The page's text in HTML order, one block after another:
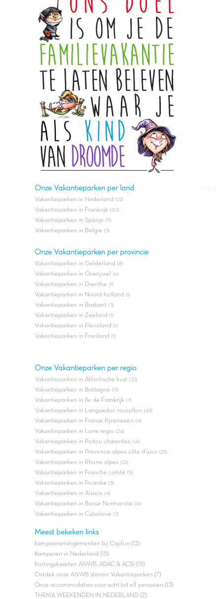
Onze Vakantieparken per land
Vakantieparken in Nederland (22)
Vakantieparken in Frankrijk (217)
Vakantieparken in Spanje (9)
Vakantieparken in Belgie (3)
Onze Vakantieparken per provincie
Vakantieparken in Gelderland (8)
Vakantieparken in Overijssel (6)
Vakantieparken in Drenthe (1)
Vakantieparken in Noord-holland (1)
Vakantieparken in Brabant (3)
Vakantieparken in Zeeland (1)
Vakantieparken in Flevoland (1)
Vakantieparken in Friesland (1)
Onze Vakantieparken per regio
Vakantieparken in Atlantische kust (32)
Vakantieparken in Bretagne (15)
Vakantieparken in Ile de Frankrijk (7)
Vakantieparken in Languedoc roussillon (42)
Vakantieparken in Franse Pyreneeën (4)
Vakantieparken in Loire regio (24)
Vakantieparken in Poitou charentes (14)
Vakantieparken in Provence-alpes-côte d'azur (25)
Vakantieparken in Rhone alpes (22)
Vakantieparken in Franche comté (5)
Vakantieparken in Picardie (3)
Vakantieparken in Alsace (4)
Vakantieparken in Basse-Normandie (16)
Vakantieparken in Catalonië (7)
Meest bekeken links
kampeerarrangementen bij Capfun (13)
Kamperen in Nederland (15)
Kortingskaarten ANWB, ADAC & ACSI (15)
Ontdek onze ANWB sterren Vakantieparken (7)
Onze accommodaties voor acht tot elf personen (13)
THEMA WEEKENDEN IN NEDERLAND (2)